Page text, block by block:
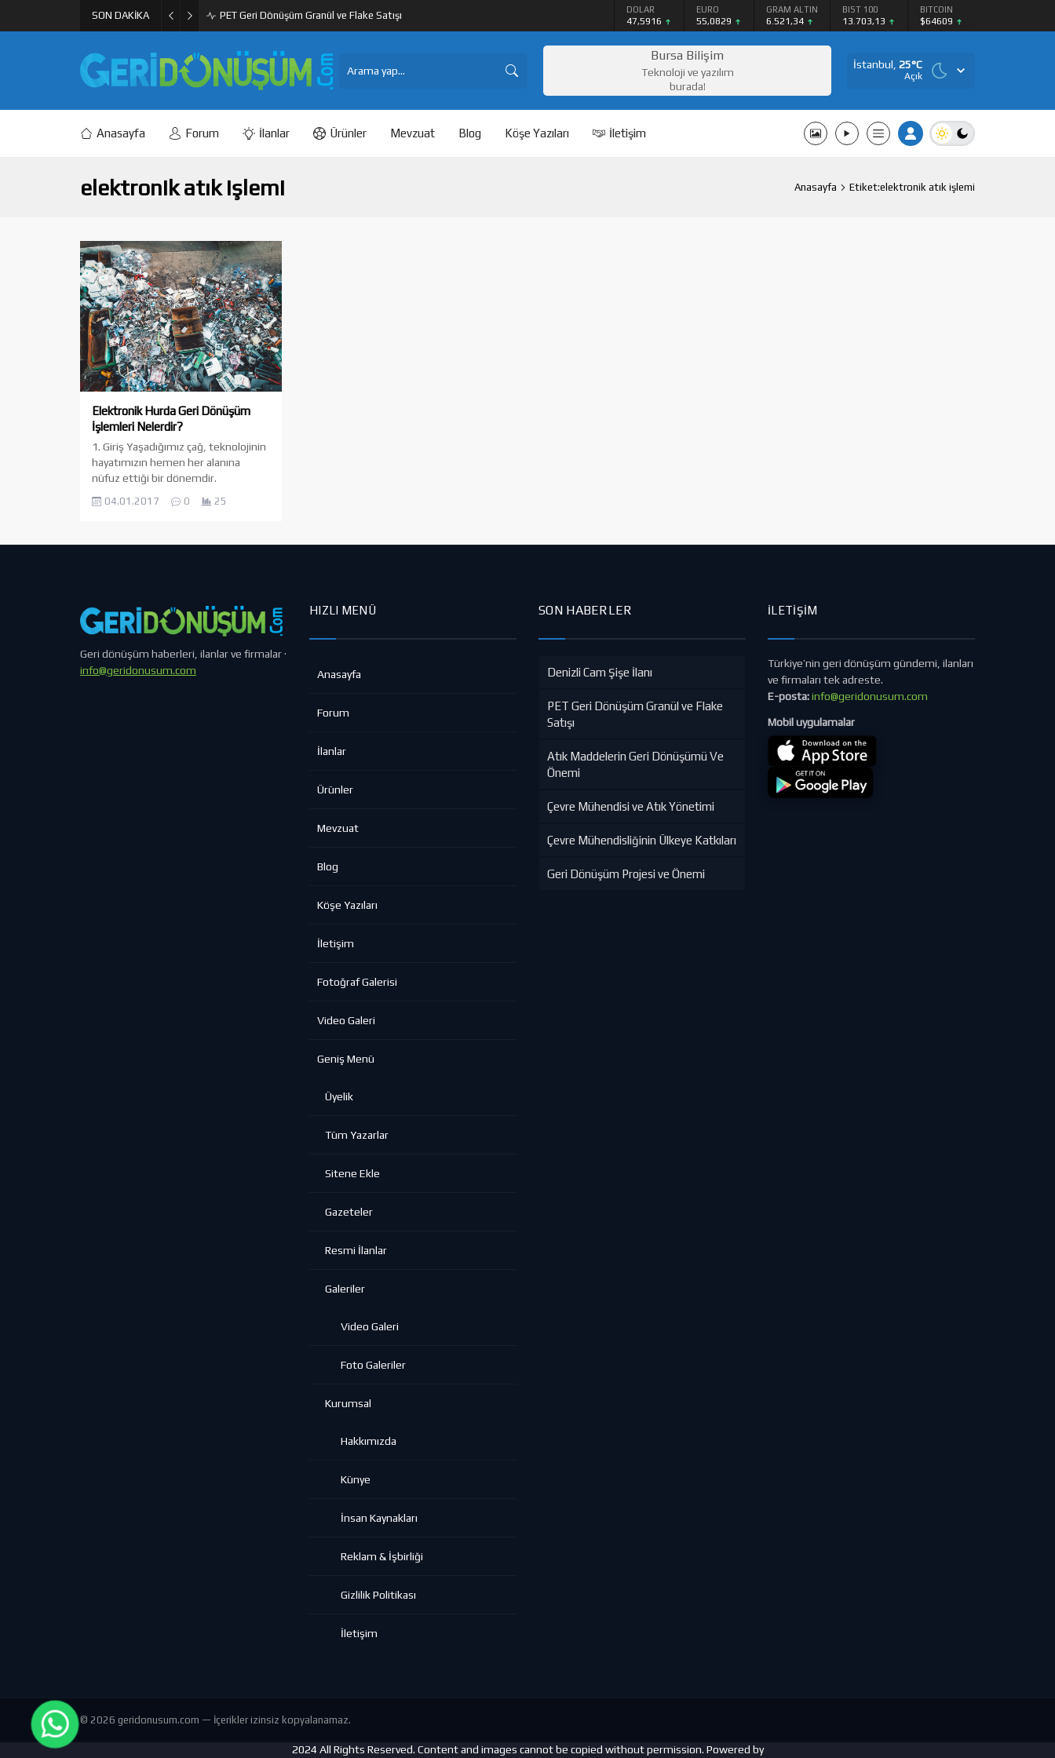
SON DAKİKA PET Geri Dönüşüm Granül ve Flake Satışı DOLAR
47,5916
EURO
55,0829
GRAM ALTIN
6.521,34
BIST 100
13.703,13
BITCOIN
$64609
Bursa Bilişim
Teknoloji ve yazılım
burada!
İstanbul,25°C
Açık
Anasayfa Forum İlanlar Ürünler Mevzuat Blog Köşe Yazıları İletişim
elektronik atık işlemi Anasayfa Etiket:elektronik atık işlemi
Elektronik Hurda Geri Dönüşüm
İşlemleri Nelerdir?
1. Giriş Yaşadığımız çağ, teknolojinin
hayatımızın hemen her alanına
nüfuz ettiği bir dönemdir.
Günümüzün “teknoloji çağı” olarak
anılmasının en büyük nedenlerinden
makinelerden küçük ev aletlerine
kadar neredeyse tüm aletler artık
“elektronik”...
04.01.2017 0 25
Geri dönüşüm haberleri, ilanlar ve firmalar ·
info@geridonusum.com
HIZLI MENÜ
Anasayfa
Forum
İlanlar
Ürünler
Mevzuat
Blog
Köşe Yazıları
İletişim
Fotoğraf Galerisi
Video Galeri
Geniş Menü
Üyelik
Tüm Yazarlar
Sitene Ekle
Gazeteler
Resmi İlanlar
Galeriler
Video Galeri
Foto Galeriler
Kurumsal
Hakkımızda
Künye
İnsan Kaynakları
Reklam & İşbirliği
Gizlilik Politikası
İletişim
SON HABERLER
Denizli Cam Şişe İlanı
PET Geri Dönüşüm Granül ve Flake
Satışı
Atık Maddelerin Geri Dönüşümü Ve
Önemi
Çevre Mühendisi ve Atık Yönetimi
Çevre Mühendisliğinin Ülkeye Katkıları
Geri Dönüşüm Projesi ve Önemi
İLETIŞIM
Türkiye’nin geri dönüşüm gündemi, ilanları
ve firmaları tek adreste.
E-posta:info@geridonusum.com
Mobil uygulamalar
© 2026 geridonusum.com — İçerikler izinsiz kopyalanamaz.
2024 All Rights Reserved. Content and images cannot be copied without permission. Powered by